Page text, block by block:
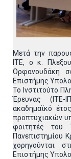
Μετά την
ΙΤΕ, ο κ.
Ορφανουδάκη
Επιστήμης
Το Ινστιτούτο
Έρευνας (ΙΤΕ-
ακαδημαϊκό
προπτυχιακών
φοιτητές του
Πανεπιστημίου
χορηγούνται
Επιστήμης